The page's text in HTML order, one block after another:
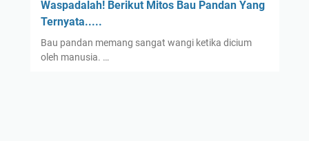
Waspadalah! Berikut Mitos Bau Pandan Yang
Ternyata.....
Bau pandan memang sangat wangi ketika dicium
oleh manusia. …